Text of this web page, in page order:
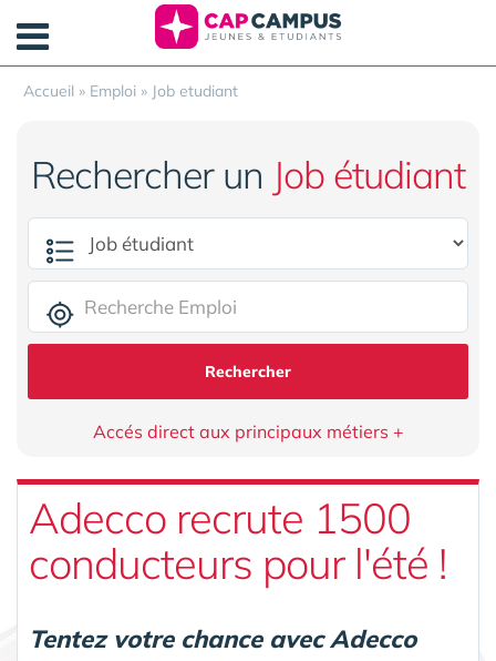
Accueil » Emploi » Job etudiant
Rechercher un Job étudiant
Rechercher
Accés direct aux principaux métiers +
Adecco recrute 1500
conducteurs pour l'été !
Tentez votre chance avec Adecco
Panneau de gestion des cookies